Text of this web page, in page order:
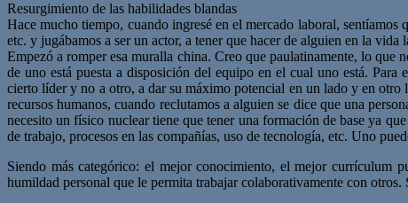
Resurgimiento de las habilidades blandas
Hace mucho tiempo, cuando ingresé en el mercado laboral,
etc. y jugábamos a ser un actor, a tener que hacer de alguien en la
Empezó a romper esa muralla china. Creo que paulatinamente, lo que
de uno está puesta a disposición del equipo en el cual uno está.
cierto líder y no a otro, a dar su máximo potencial en un lado y en otro
recursos humanos, cuando reclutamos a alguien se dice que una
necesito un físico nuclear tiene que tener una formación de base ya
de trabajo, procesos en las compañías, uso de tecnología, etc. Uno
Siendo más categórico: el mejor conocimiento, el mejor currículum
humildad personal que le permita trabajar colaborativamente con